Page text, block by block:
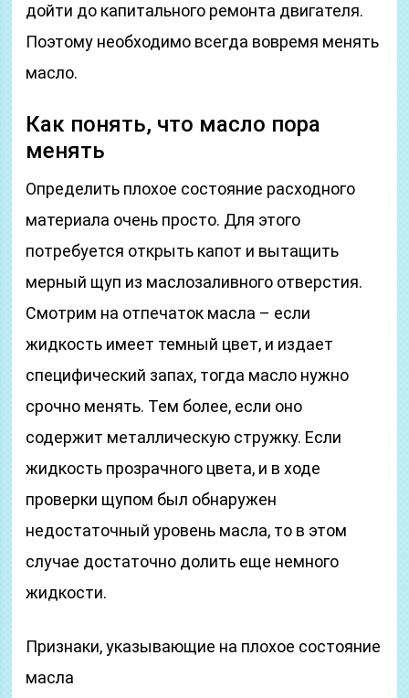
дойти до капитального ремонта двигателя.
Поэтому необходимо всегда вовремя менять
масло.
Как понять, что масло пора
менять
Определить плохое состояние расходного
материала очень просто. Для этого
потребуется открыть капот и вытащить
мерный щуп из маслозаливного отверстия.
Смотрим на отпечаток масла – если
жидкость имеет темный цвет, и издает
специфический запах, тогда масло нужно
срочно менять. Тем более, если оно
содержит металлическую стружку. Если
жидкость прозрачного цвета, и в ходе
проверки щупом был обнаружен
недостаточный уровень масла, то в этом
случае достаточно долить еще немного
жидкости.
Признаки, указывающие на плохое состояние
масла